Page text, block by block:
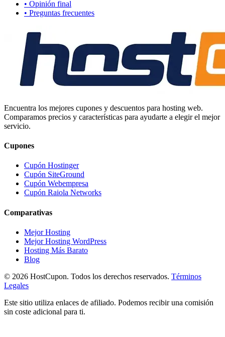
• Opinión final
• Preguntas frecuentes
Encuentra los mejores cupones y descuentos para hosting web.
Comparamos precios y características para ayudarte a elegir el mejor
servicio.
Cupones
Cupón Hostinger
Cupón SiteGround
Cupón Webempresa
Cupón Raiola Networks
Comparativas
Mejor Hosting
Mejor Hosting WordPress
Hosting Más Barato
Blog
© 2026 HostCupon. Todos los derechos reservados. Términos
Legales
Este sitio utiliza enlaces de afiliado. Podemos recibir una comisión
sin coste adicional para ti.